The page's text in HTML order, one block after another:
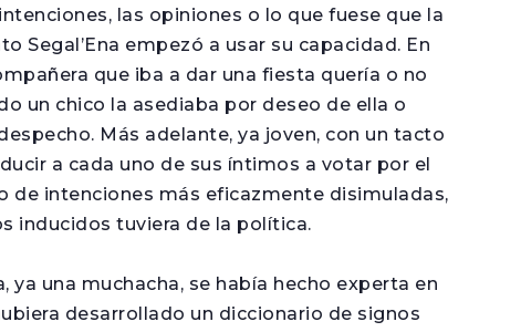
las opiniones o lo que fuese que la
Segal’Ena empezó a usar su capacidad. En
que iba a dar una fiesta quería o no
un chico la asediaba por deseo de ella o
Más adelante, ya joven, con un tacto
a cada uno de sus íntimos a votar por el
de intenciones más eficazmente disimuladas,
inducidos tuviera de la política.
ya una muchacha, se había hecho experta en
desarrollado un diccionario de signos